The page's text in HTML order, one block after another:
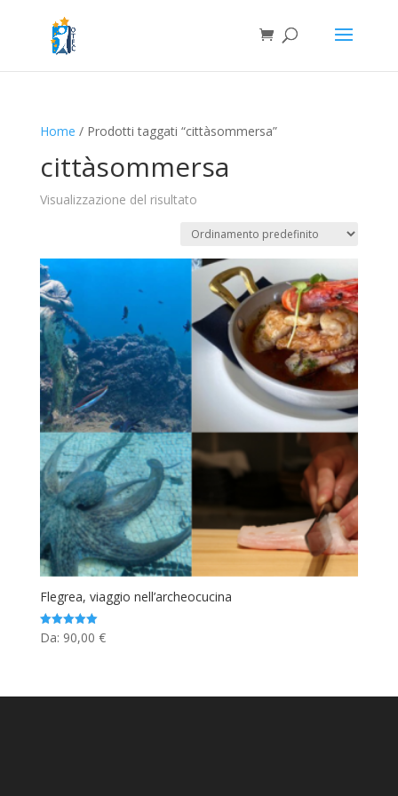
Home / Prodotti taggati “cittàsommersa”
cittàsommersa
Visualizzazione del risultato
Flegrea, viaggio nell’archeocucina
Valutato
5.00
Da: 90,00 €